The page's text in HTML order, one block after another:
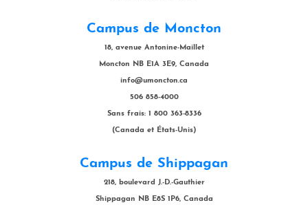
Campus de Moncton
18, avenue Antonine-Maillet
Moncton NB E1A 3E9, Canada
info@umoncton.ca
506 858-4000
Sans frais: 1 800 363-8336
(Canada et États-Unis)
Campus de Shippagan
218, boulevard J.-D.-Gauthier
Shippagan NB E8S 1P6, Canada